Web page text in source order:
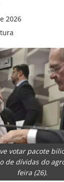
2026
votar pacote
de dívidas do
feira (26).